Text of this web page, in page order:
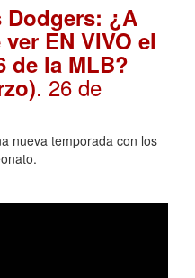
Dodgers: ¿A
EN VIVO el
de la MLB?
. 26 de
nueva temporada con los